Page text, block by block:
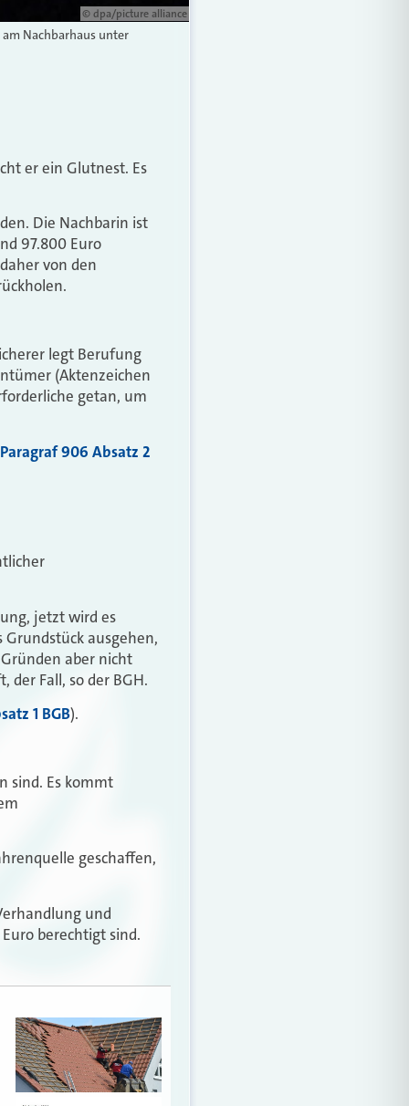
© dpa/picture alliance
Nachbarhaus unter
er ein Glutnest. Es
Die Nachbarin ist
97.800 Euro
von den
legt Berufung
(Aktenzeichen
getan, um
Paragraf 906 Absatz 2
jetzt wird es
ausgehen,
aber nicht
Fall, so der BGH.
1 BGB).
sind. Es kommt
geschaffen,
und
berechtigt sind.